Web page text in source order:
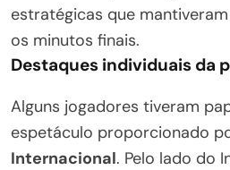
estratégicas que
os minutos finais.
Destaques individuais da
Alguns jogadores tiveram
espetáculo proporcionado
Internacional. Pelo lado do